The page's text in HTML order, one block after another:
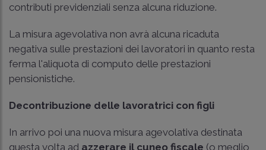
contributi previdenziali senza alcuna riduzione.
La misura agevolativa non avrà alcuna ricaduta
negativa sulle prestazioni dei lavoratori in quanto resta
ferma l'aliquota di computo delle prestazioni
pensionistiche.
Decontribuzione delle lavoratrici con figli
In arrivo poi una nuova misura agevolativa destinata
questa volta ad azzerare il cuneo fiscale (o meglio,